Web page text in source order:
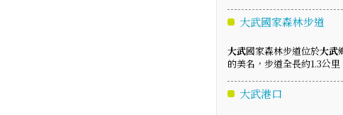
大武國家森林步道
大武國家森林步道位於大武
的美名，步道全長約1.3公
大武港口